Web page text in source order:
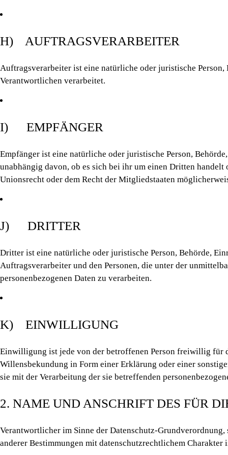
H) AUFTRAGSVERARBEITER
Auftragsverarbeiter ist eine natürliche oder juristische
Verantwortlichen verarbeitet.
I) EMPFÄNGER
Empfänger ist eine natürliche oder juristische Person,
unabhängig davon, ob es sich bei ihr um einen Dritten
Unionsrecht oder dem Recht der Mitgliedstaaten
J) DRITTER
Dritter ist eine natürliche oder juristische Person, Behörde,
Auftragsverarbeiter und den Personen, die unter der
personenbezogenen Daten zu verarbeiten.
K) EINWILLIGUNG
Einwilligung ist jede von der betroffenen Person freiwillig für
Willensbekundung in Form einer Erklärung oder einer
sie mit der Verarbeitung der sie betreffenden
2. NAME UND ANSCHRIFT DES FÜR
Verantwortlicher im Sinne der Datenschutz-
anderer Bestimmungen mit datenschutzrechtlichem Charakter